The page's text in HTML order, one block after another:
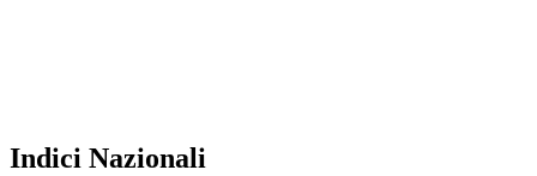
Indici Nazionali